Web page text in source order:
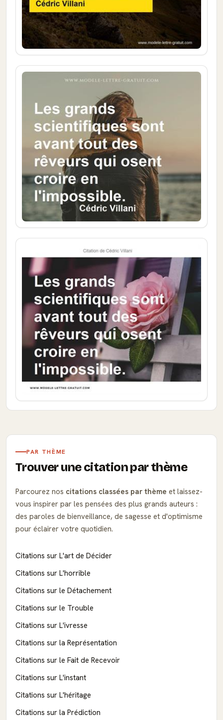
PAR THÈME
Trouver une citation par thème
Parcourez nos citations classées par thème et laissez-
vous inspirer par les pensées des plus grands auteurs :
des paroles de bienveillance, de sagesse et d'optimisme
pour éclairer votre quotidien.
Citations sur L'art de Décider
Citations sur L'horrible
Citations sur le Détachement
Citations sur le Trouble
Citations sur L'ivresse
Citations sur la Représentation
Citations sur le Fait de Recevoir
Citations sur L'instant
Citations sur L'héritage
Citations sur la Prédiction